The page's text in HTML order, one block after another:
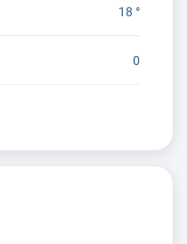
18 °
0